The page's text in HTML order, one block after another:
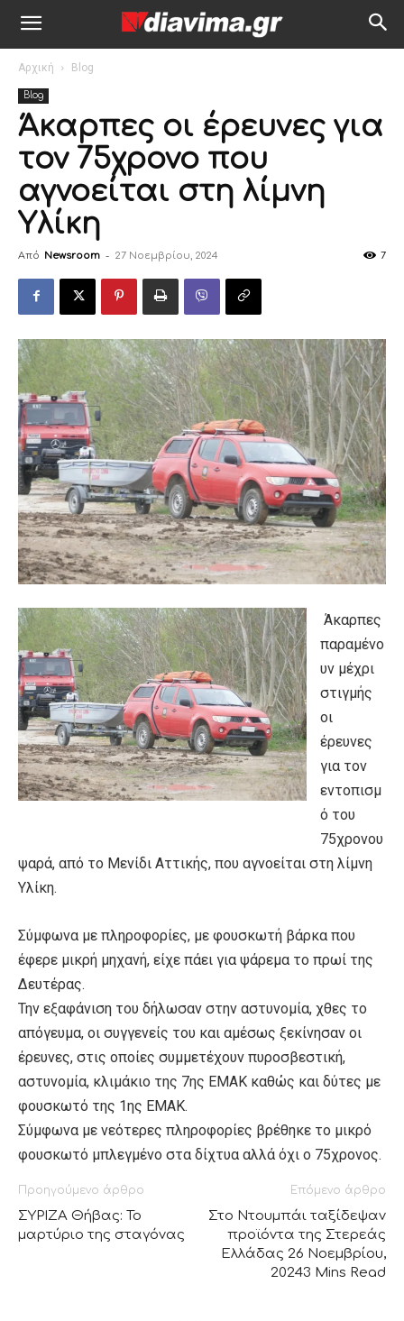
Αρχική Blog
Blog
Άκαρπες οι έρευνες για
τον 75χρονο που
αγνοείται στη λίμνη
Υλίκη
Από Newsroom - 27 Νοεμβρίου, 2024 7
Άκαρπες
παραμένο
υν μέχρι
στιγμής
οι
έρευνες
για τον
εντοπισμ
ό του
75χρονου
ψαρά, από το Μενίδι Αττικής, που αγνοείται στη λίμνη
Υλίκη.
Σύμφωνα με πληροφορίες, με φουσκωτή βάρκα που
έφερε μικρή μηχανή, είχε πάει για ψάρεμα το πρωί της
Δευτέρας.
Την εξαφάνιση του δήλωσαν στην αστυνομία, χθες το
απόγευμα, οι συγγενείς του και αμέσως ξεκίνησαν οι
έρευνες, στις οποίες συμμετέχουν πυροσβεστική,
αστυνομία, κλιμάκιο της 7ης ΕΜΑΚ καθώς και δύτες με
φουσκωτό της 1ης ΕΜΑΚ.
Σύμφωνα με νεότερες πληροφορίες βρέθηκε το μικρό
φουσκωτό μπλεγμένο στα δίχτυα αλλά όχι ο 75χρονος.
Προηγούμενο άρθρο
ΣΥΡΙΖΑ Θήβας: Το
μαρτύριο της σταγόνας
Επόμενο άρθρο
Στο Ντουμπάι ταξίδεψαν
προϊόντα της Στερεάς
Ελλάδας 26 Νοεμβρίου,
20243 Mins Read